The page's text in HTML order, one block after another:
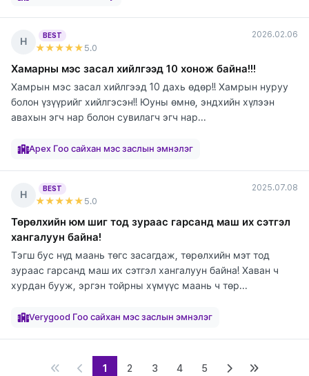
Н
BEST
★★★★★ 5.0
2026.02.06
Хамарны мэс засал хийлгээд 10 хонож байна!!!
Хамрын мэс засал хийлгээд 10 дахь өдөр!! Хамрын нуруу
болон үзүүрийг хийлгэсэн!! Юуны өмнө, эндхийн хүлээн
авахын эгч нар болон сувилагч эгч нар...
Apex Гоо сайхан мэс заслын эмнэлэг
Н
BEST
★★★★★ 5.0
2025.07.08
Төрөлхийн юм шиг тод зураас гарсанд маш их сэтгэл
хангалуун байна!
Тэгш бус нүд маань төгс засагдаж, төрөлхийн мэт тод
зураас гарсанд маш их сэтгэл хангалуун байна! Хаван ч
хурдан бууж, эргэн тойрны хүмүүс маань ч төр...
Verygood Гоо сайхан мэс заслын эмнэлэг
1 2 3 4 5